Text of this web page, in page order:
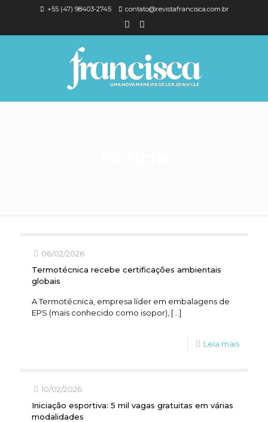
+55 (47) 98403-2745 contato@revistafrancisca.com.br
06/02/2026
Termotécnica recebe certificações ambientais
globais
A Termotécnica, empresa líder em embalagens de
EPS (mais conhecido como isopor), […]
Leia mais
10/02/2026
Iniciação esportiva: 5 mil vagas gratuitas em várias
modalidades